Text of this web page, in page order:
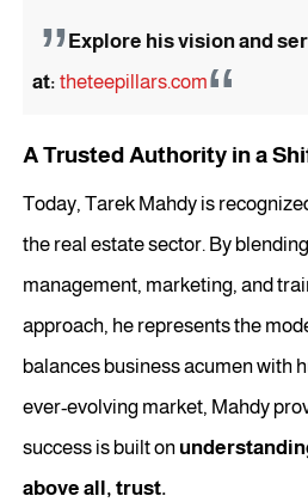
Explore his vision and
at: theteepillars.com
A Trusted Authority in a
Today, Tarek Mahdy is
the real estate sector. By
management, marketing, and
approach, he represents the
balances business acumen with
ever-evolving market, Mahdy
success is built on
above all, trust.